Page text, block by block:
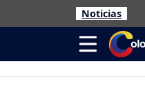
Noticias